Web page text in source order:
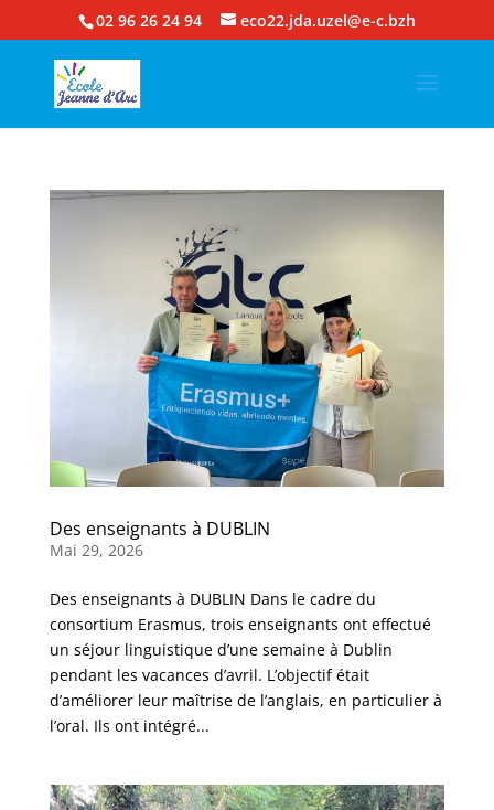
02 96 26 24 94 eco22.jda.uzel@e-c.bzh
Des enseignants à DUBLIN
Mai 29, 2026
Des enseignants à DUBLIN Dans le cadre du
consortium Erasmus, trois enseignants ont effectué
un séjour linguistique d’une semaine à Dublin
pendant les vacances d’avril. L’objectif était
d’améliorer leur maîtrise de l’anglais, en particulier à
l’oral. Ils ont intégré...